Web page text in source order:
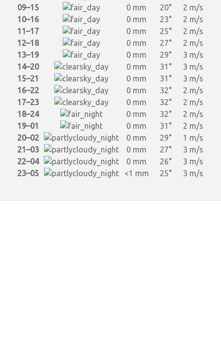
09–15
0 mm 20°
2 m/s
10–16
0 mm 23°
2 m/s
11–17
0 mm 25°
2 m/s
12–18
0 mm 27°
2 m/s
13–19
0 mm 29°
3 m/s
14–20
0 mm 31°
3 m/s
15–21
0 mm 31°
3 m/s
16–22
0 mm 32°
2 m/s
17–23
0 mm 32°
2 m/s
18–24
0 mm 32°
2 m/s
19–01
0 mm 31°
2 m/s
20–02
0 mm 29°
1 m/s
21–03
0 mm 27°
3 m/s
22–04
0 mm 26°
3 m/s
23–05
<1 mm 25° 3 m/s